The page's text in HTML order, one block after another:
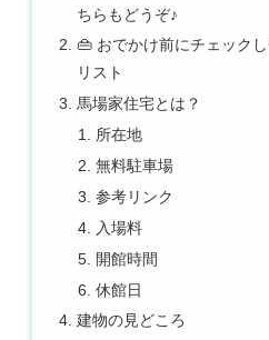
ちらもどうぞ♪
👜 おでかけ前にチェック
リスト
馬場家住宅とは？
所在地
無料駐車場
参考リンク
入場料
開館時間
休館日
建物の見どころ